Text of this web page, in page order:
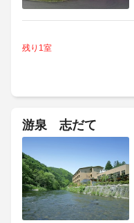
残り1室
游泉 志だて